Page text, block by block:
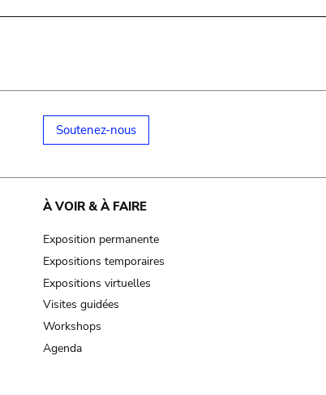
Soutenez-nous
À VOIR & À FAIRE
Exposition permanente
Expositions temporaires
Expositions virtuelles
Visites guidées
Workshops
Agenda